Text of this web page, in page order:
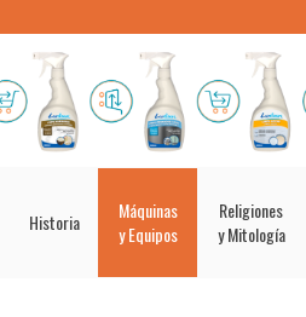
Historia
Máquinas
y Equipos
Religiones
y Mitología